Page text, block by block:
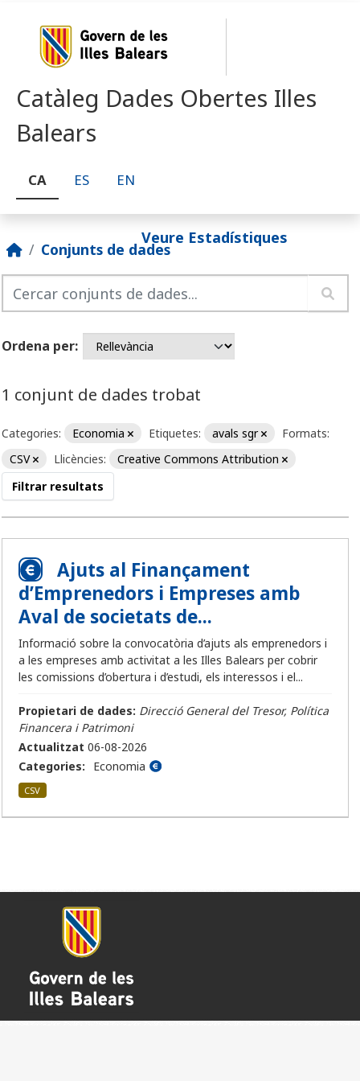
Catàleg Dades Obertes Illes
Balears
CA ES EN
Veure Estadístiques
Conjunts de dades
Ordena per
1 conjunt de dades trobat
Categories: Economia Etiquetes: avals sgr
Formats:
CSV
Llicències:
Creative Commons Attribution
Filtrar resultats
Ajuts al Finançament
d’Emprenedors i Empreses amb
Aval de societats de...
Informació sobre la convocatòria d’ajuts als emprenedors i
a les empreses amb activitat a les Illes Balears per cobrir
les comissions d’obertura i d’estudi, els interessos i el...
Propietari de dades: Direcció General del Tresor, Política
Financera i Patrimoni
Actualitzat 06-08-2026
Categories:
Economia
CSV